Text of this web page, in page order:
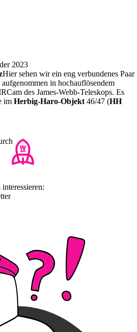
2023
Hier sehen wir ein eng verbundenes Paar
in hochauflösendem
des James-Webb-Teleskops. Es
im Herbig-Haro-Objekt 46/47 (HH